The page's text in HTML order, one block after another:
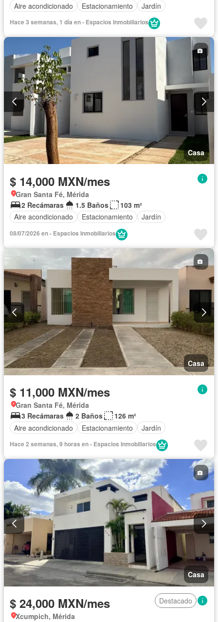
Aire acondicionado
Estacionamiento Jardín
Hace 3 semanas, 1 día en - Espacios Inmobiliarios
Casa
$ 14,000 MXN/mes
Gran Santa Fé, Mérida
2 Recámaras
1.5 Baños
103 m²
Aire acondicionado
Estacionamiento Jardín
08/07/2026 en - Espacios Inmobiliarios
Casa
$ 11,000 MXN/mes
Gran Santa Fé, Mérida
3 Recámaras
2 Baños
126 m²
Aire acondicionado
Estacionamiento Jardín
Hace 2 semanas, 9 horas en - Espacios Inmobiliarios
Casa
$ 24,000 MXN/mes
Destacado
Xcumpich, Mérida